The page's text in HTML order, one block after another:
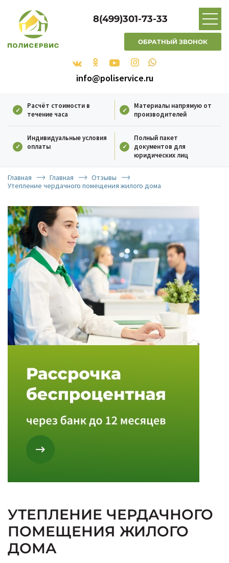
8(499)301-73-33
ОБРАТНЫЙ ЗВОНОК
info@poliservice.ru
Расчёт стоимости в
течение часа
Материалы напрямую от
производителей
Индивидуальные условия
оплаты
Полный пакет
документов для
юридических лиц
Главная Главная
Отзывы
Утепление чердачного помещения жилого дома
УТЕПЛЕНИЕ ЧЕРДАЧНОГО
ПОМЕЩЕНИЯ ЖИЛОГО
ДОМА